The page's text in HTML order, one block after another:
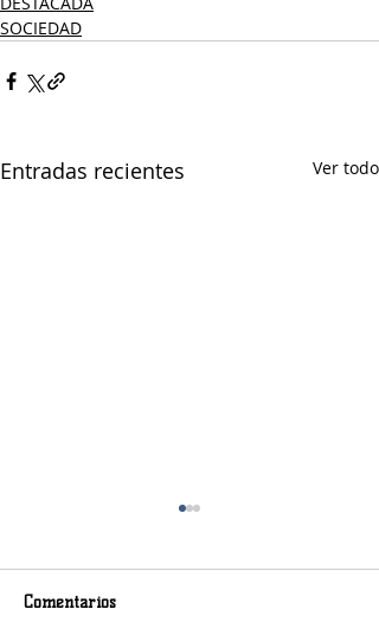
SOCIEDAD
Entradas recientes Ver todo
Comentarios